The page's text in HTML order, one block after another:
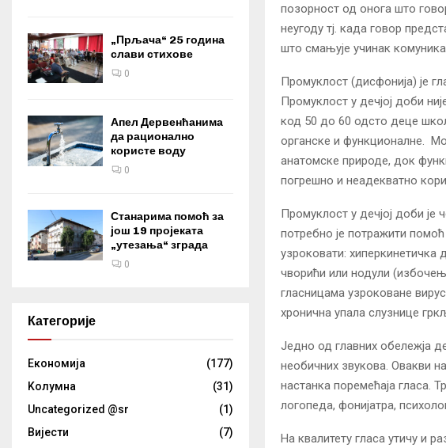
позорност од онога што
неугоду тј. када говор
што смањује учинак
Промуклост (дисфонија) је
Промуклост у дечјој доби
код 50 до 60 одсто деце
органске и функционалне.
анатомске природе, док
погрешно и неадекватно
Промуклост у дечјој доби је
потребно је потражити
узроковати: хиперкинетичка
чворићи или нодули
гласницама узроковане
хронична упала слузнице
Једно од главних обележја
необичних звукова. Овакви
настанка поремећаја гласа.
логопеда, фонијатра,
На квалитету гласа утичу и
„Прљача“ 25 година
слави стихове
0
Апел Дервенћанима
да рационално
користе воду
0
Станарима помоћ за
још 19 пројеката
„утезања“ зграда
0
Категорије
Eкономија
(177)
Kолумнa
(31)
Uncategorized @sr
(1)
Вијести
(7)